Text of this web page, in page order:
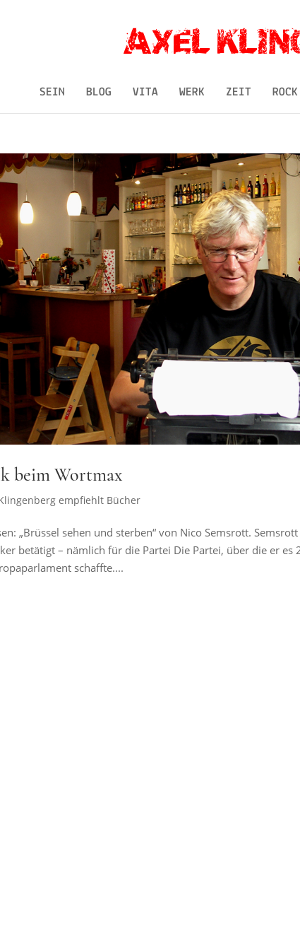
SEIN BLOG VITA WERK ZEIT ROCK
beim Wortmax
empfiehlt Bücher
„Brüssel sehen und sterben“ von Nico Semsrott.
betätigt – nämlich für die Partei Die Partei, über die er es
schaffte....